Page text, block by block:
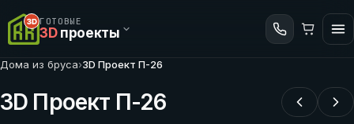
ГОТОВЫЕ
3Dпроекты
Дома из бруса›3D Проект П-26
3D Проект П-26